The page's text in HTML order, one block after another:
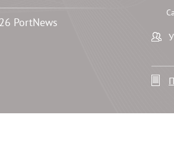
PortNews